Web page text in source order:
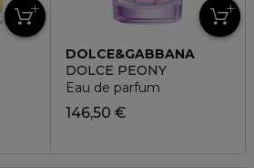
DOLCE&GABBANA
DOLCE PEONY
Eau de parfum
146,50 €